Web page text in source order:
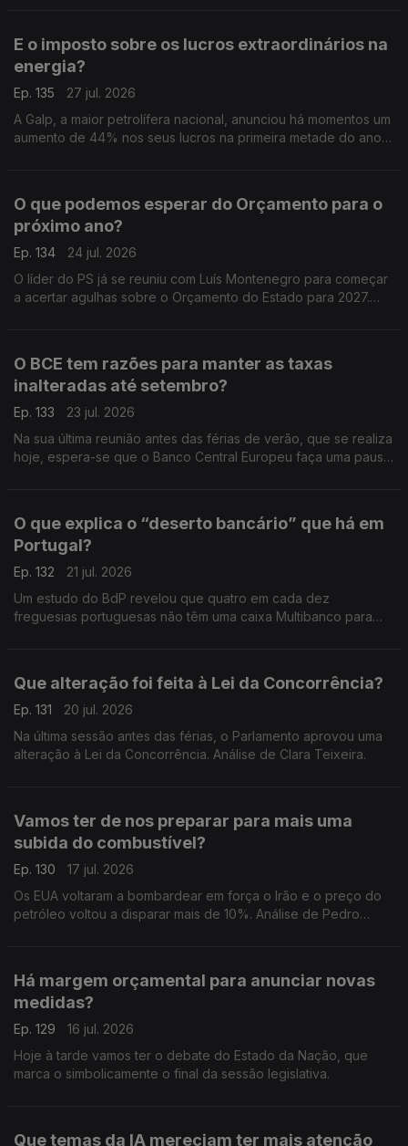
E o imposto sobre os lucros extraordinários na
energia?
Ep. 135
27 jul. 2026
A Galp, a maior petrolífera nacional, anunciou há momentos um
aumento de 44% nos seus lucros na primeira metade do ano,
O que podemos esperar do Orçamento para o
próximo ano?
Ep. 134
24 jul. 2026
O líder do PS já se reuniu com Luís Montenegro para começar
a acertar agulhas sobre o Orçamento do Estado para 2027.
O BCE tem razões para manter as taxas
inalteradas até setembro?
Ep. 133
23 jul. 2026
Na sua última reunião antes das férias de verão, que se realiza
hoje, espera-se que o Banco Central Europeu faça uma pausa
O que explica o “deserto bancário” que há em
Portugal?
Ep. 132
21 jul. 2026
Um estudo do BdP revelou que quatro em cada dez
freguesias portuguesas não têm uma caixa Multibanco para
Que alteração foi feita à Lei da Concorrência?
Ep. 131
20 jul. 2026
Na última sessão antes das férias, o Parlamento aprovou uma
alteração à Lei da Concorrência. Análise de Clara Teixeira.
Vamos ter de nos preparar para mais uma
subida do combustível?
Ep. 130
17 jul. 2026
Os EUA voltaram a bombardear em força o Irão e o preço do
petróleo voltou a disparar mais de 10%. Análise de Pedro
Há margem orçamental para anunciar novas
medidas?
Ep. 129
16 jul. 2026
Hoje à tarde vamos ter o debate do Estado da Nação, que
marca o simbolicamente o final da sessão legislativa.
Que temas da IA mereciam ter mais atenção